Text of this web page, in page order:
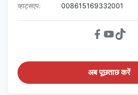
व्हाट्सएप:
008615169332001
अब पूछताछ करें